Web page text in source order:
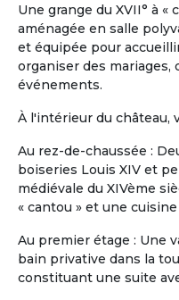
Une grange du XVII° à
aménagée en salle
et équipée pour
organiser des mariages,
événements.
À l'intérieur du château,
Au rez-de-chaussée :
boiseries Louis XIV et
médiévale du XIVème
« cantou » et une
Au premier étage : Une
bain privative dans la
constituant une suite
Colocation
Et si votre
dimension, entre
logement
souhaitant
environnement à
vivant, tout en
indépendance.
entièrement
(possibilité en
de bain -2 salons
salle à manger -1
À la une